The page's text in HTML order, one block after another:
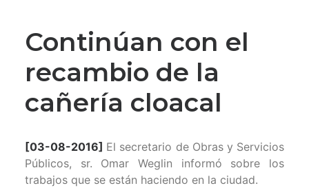
Continúan con el
recambio de la
cañería cloacal
[03-08-2016] El secretario de Obras y Servicios
Públicos, sr. Omar Weglin informó sobre los
trabajos que se están haciendo en la ciudad.